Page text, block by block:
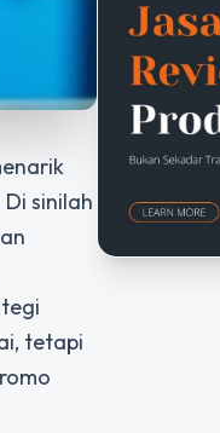
sinilah
tetapi